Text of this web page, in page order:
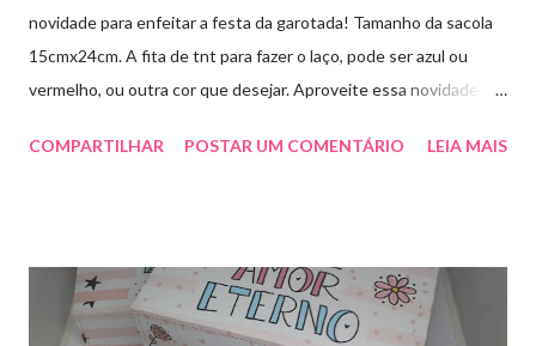
novidade para enfeitar a festa da garotada! Tamanho da sacola
15cmx24cm. A fita de tnt para fazer o laço, pode ser azul ou
vermelho, ou outra cor que desejar. Aproveite essa novidade e
COMPARTILHAR
POSTAR UM COMENTÁRIO LEIA MAIS